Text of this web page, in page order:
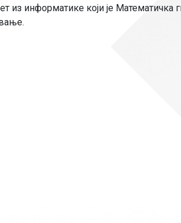
Помоћно-
информатике који је Математичка